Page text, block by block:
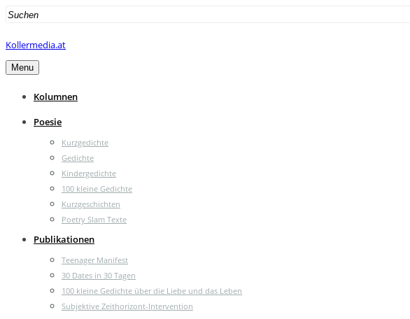
Search
Kollermedia.at
Menu
Kolumnen
Poesie
Kurzgedichte
Gedichte
Kindergedichte
100 kleine Gedichte
Kurzgeschichten
Poetry Slam Texte
Publikationen
Teenager Manifest
30 Dates in 30 Tagen
100 kleine Gedichte über die Liebe und das Leben
Subjektive Zeithorizont-Intervention